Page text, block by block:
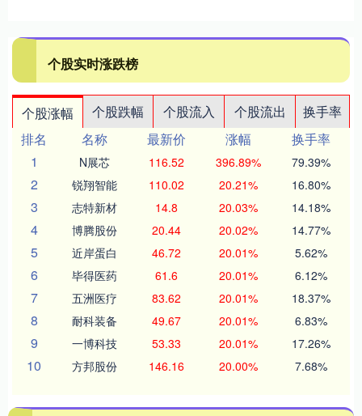
个股实时涨跌榜
个股涨幅 个股跌幅 个股流入 个股流出
换手率
排名
名称 最新价 涨幅
换手率
1
N展芯 116.52 396.89% 79.39%
2 锐翔智能 110.02 20.21% 16.80%
3 志特新材 14.8 20.03% 14.18%
4 博腾股份 20.44 20.02% 14.77%
5 近岸蛋白 46.72 20.01% 5.62%
6 毕得医药 61.6 20.01% 6.12%
7 五洲医疗 83.62 20.01% 18.37%
8 耐科装备 49.67 20.01% 6.83%
9 一博科技 53.33 20.01% 17.26%
10 方邦股份 146.16 20.00% 7.68%